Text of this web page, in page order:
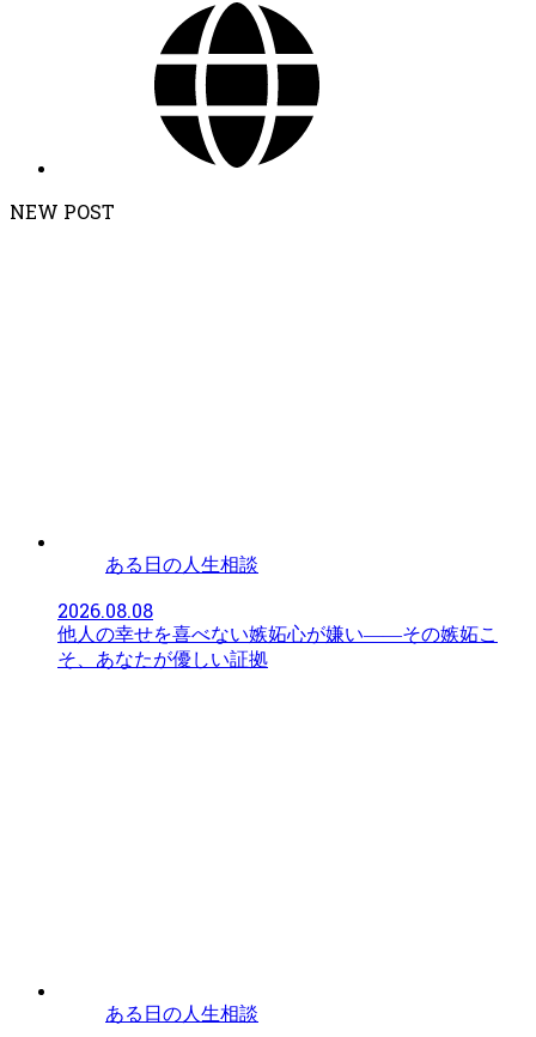
NEW POST
ある日の人生相談
2026.08.08
他人の幸せを喜べない嫉妬心が嫌い——その嫉妬こ
そ、あなたが優しい証拠
ある日の人生相談